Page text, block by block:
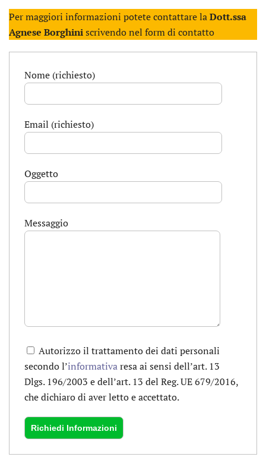
Per maggiori informazioni potete contattare laDott.ssa
Agnese Borghiniscrivendo nel form di contatto
Nome (richiesto)
Email (richiesto)
Oggetto
Messaggio
Autorizzo il trattamento dei dati personali
secondo l’informativaresa ai sensi dell’art. 13
Dlgs. 196/2003 e dell’art. 13 del Reg. UE 679/2016,
che dichiaro di aver letto e accettato.